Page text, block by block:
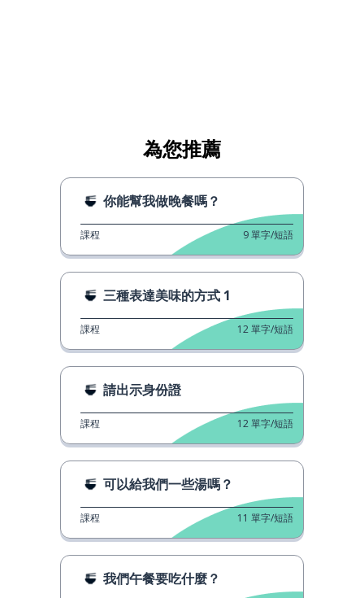
為您推薦
你能幫我做晚餐嗎？
課程 9單字/短語
三種表達美味的方式 1
課程 12單字/短語
請出示身份證
課程 12單字/短語
可以給我們一些湯嗎？
課程 11 單字/短語
我們午餐要吃什麼？